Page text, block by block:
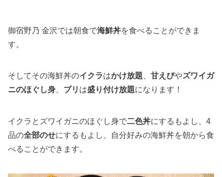
御宿野乃 金沢では朝食で海鮮丼を食べることができま
す。
そしてその海鮮丼のイクラはかけ放題 甘えびやズワイガ
ニのほぐし身
ブリ は盛り付け放題になります！
イクラとズワイガニのほぐし身で二色丼にするもよし、4
品の全部のせにするもよし、自分好みの海鮮丼を朝から食
べることができます。